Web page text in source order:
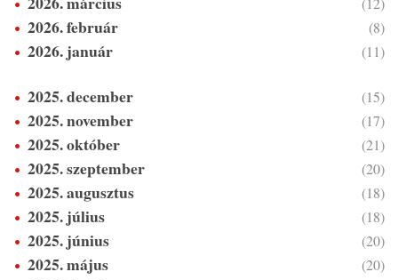
2026. február (8)
2026. január (11)
2025. december (15)
2025. november (17)
2025. október (21)
2025. szeptember (20)
2025. augusztus (18)
2025. július (18)
2025. június (20)
2025. május (20)